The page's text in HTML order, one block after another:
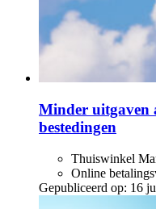
Minder uitgaven
bestedingen
Thuiswinkel
Online
Gepubliceerd op: 16